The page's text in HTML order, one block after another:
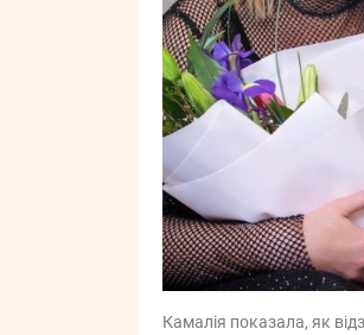
Камалія показала, як